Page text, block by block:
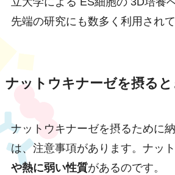
先端の研究にも数多く利用されて
ナットウキナーゼを摂る
ナットウキナーゼを摂るために
は、注意事項があります。ナッ
や熱に弱い性質があるのです。